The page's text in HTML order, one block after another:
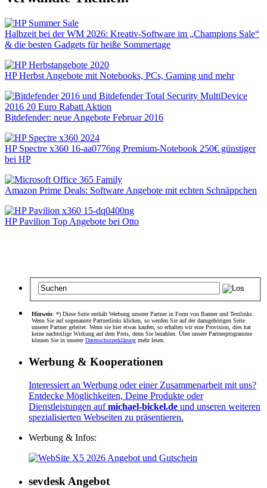
Halbzeit bei der WM 2026: Kreativ-Software im „Champions Sale“
& die besten Gadgets für heiße Sommertage
HP Herbst Angebote mit Notebooks, PCs, Gaming und mehr
Bitdefender: neue Angebote Februar 2016
HP Spectre x360 16-aa0776ng Premium-Notebook 250€ günstiger
bei HP
Amazon Prime Deals: Software Angebote mit echten Schnäppchen
HP Pavilion Top Angebote bei Otto
Hinweis: *) Diese Seite enthält Werbung unserer Partner in Form von Banner und Textlinks.
Wenn Sie auf sogenannte Partnerlinks klicken, so werden Sie auf der dazugehörigen Seite
unserer Partner geleitet. Wenn sie hier etwas kaufen, so erhalten wir eine Provision, dies hat
keine nachteilige Wirkung auf dem Preis, denn Sie bezahlen. Über unsere Partnerprogramme
können Sie in unsererDatenschutzerklärung mehr lesen.
Werbung & Kooperationen
Interessiert an Werbung oder einer Zusammenarbeit mit uns?
Entdecke Möglichkeiten, Deine Produkte oder
Dienstleistungen aufmichael-bickel.de und unseren weiteren
spezialisierten Webseiten zu präsentieren.
Werbung & Infos:
sevdesk Angebot